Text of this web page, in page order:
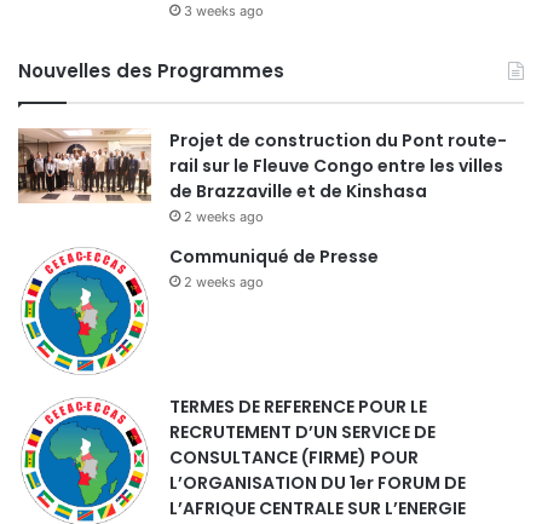
3 weeks ago
Nouvelles des Programmes
Projet de construction du Pont route-
rail sur le Fleuve Congo entre les villes
de Brazzaville et de Kinshasa
2 weeks ago
Communiqué de Presse
2 weeks ago
TERMES DE REFERENCE POUR LE
RECRUTEMENT D’UN SERVICE DE
CONSULTANCE (FIRME) POUR
L’ORGANISATION DU 1er FORUM DE
L’AFRIQUE CENTRALE SUR L’ENERGIE